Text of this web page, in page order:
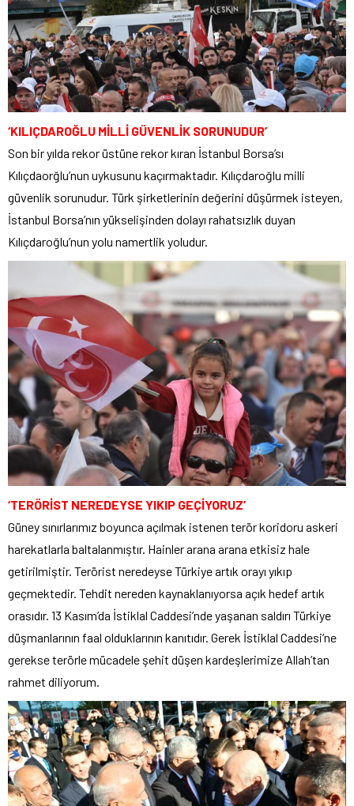
‘KILIÇDAROĞLU MİLLİ GÜVENLİK SORUNUDUR’
Son bir yılda rekor üstüne rekor kıran İstanbul Borsa’sı
Kılıçdaorğlu’nun uykusunu kaçırmaktadır. Kılıçdaroğlu milli
güvenlik sorunudur. Türk şirketlerinin değerini düşürmek isteyen,
İstanbul Borsa’nın yükselişinden dolayı rahatsızlık duyan
Kılıçdaroğlu’nun yolu namertlik yoludur.
‘TERÖRİST NEREDEYSE YIKIP GEÇİYORUZ’
Güney sınırlarımız boyunca açılmak istenen terör koridoru askeri
harekatlarla baltalanmıştır. Hainler arana arana etkisiz hale
getirilmiştir. Terörist neredeyse Türkiye artık orayı yıkıp
geçmektedir. Tehdit nereden kaynaklanıyorsa açık hedef artık
orasıdır. 13 Kasım’da İstiklal Caddesi’nde yaşanan saldırı Türkiye
düşmanlarının faal olduklarının kanıtıdır. Gerek İstiklal Caddesi’ne
gerekse terörle mücadele şehit düşen kardeşlerimize Allah’tan
rahmet diliyorum.